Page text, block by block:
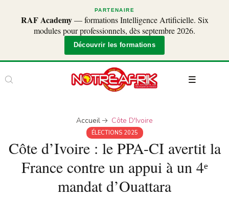
PARTENAIRE
RAF Academy— formations Intelligence Artificielle. Six
modules pour professionnels, dès septembre 2026.
Découvrir les formations
Accueil Côte D'Ivoire
ÉLECTIONS 2025
Côte d’Ivoire : le PPA-CI avertit la
France contre un appui à un 4ᵉ
mandat d’Ouattara